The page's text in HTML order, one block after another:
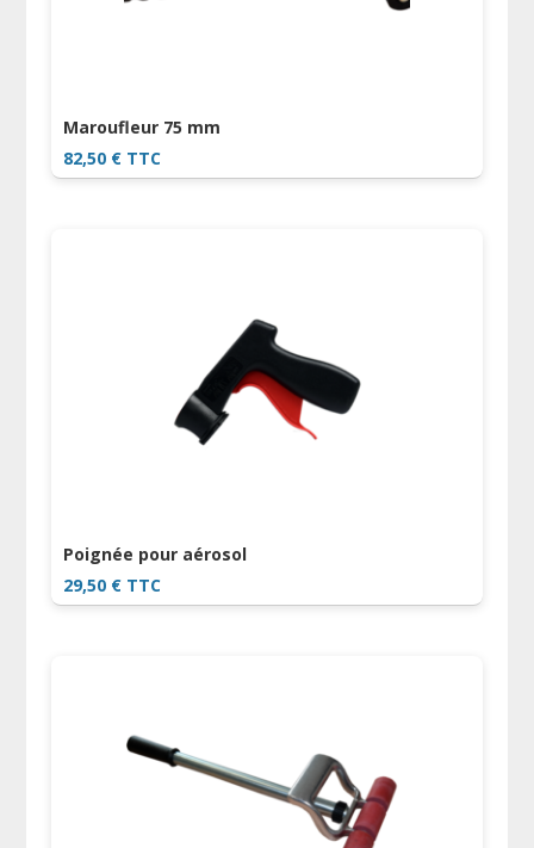
Maroufleur 75 mm
82,50 € TTC
Poignée pour aérosol
29,50 € TTC